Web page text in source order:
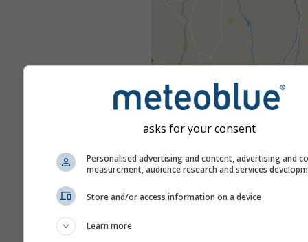
asks for your consent
Personalised advertising and content, advertising and
measurement, audience research and services
Store and/or access information on a device
Learn more